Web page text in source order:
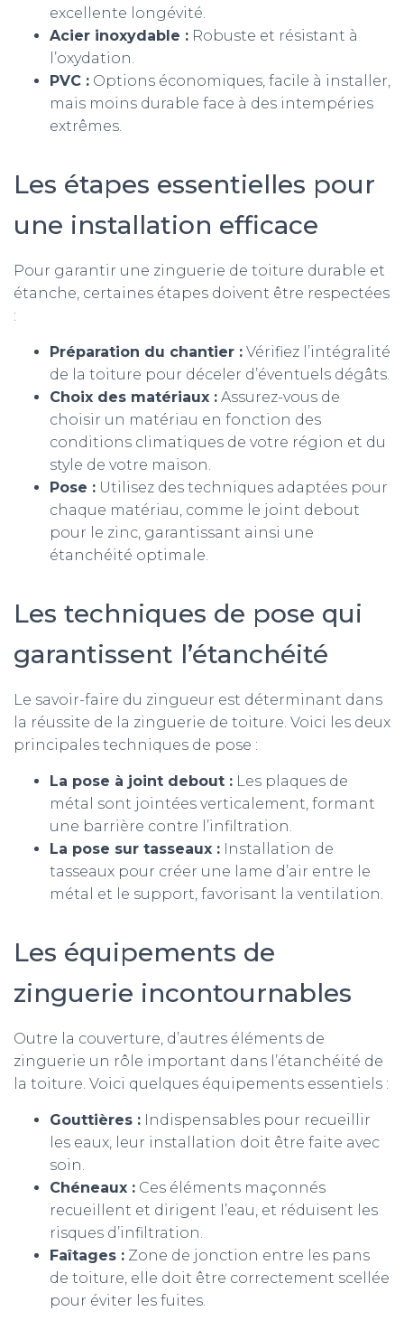
excellente longévité.
Acier inoxydable : Robuste et résistant à
l’oxydation.
PVC : Options économiques, facile à installer,
mais moins durable face à des intempéries
extrêmes.
Les étapes essentielles pour
une installation efficace
Pour garantir une zinguerie de toiture durable et
étanche, certaines étapes doivent être respectées
:
Préparation du chantier : Vérifiez l’intégralité
de la toiture pour déceler d’éventuels dégâts.
Choix des matériaux : Assurez-vous de
choisir un matériau en fonction des
conditions climatiques de votre région et du
style de votre maison.
Pose : Utilisez des techniques adaptées pour
chaque matériau, comme le joint debout
pour le zinc, garantissant ainsi une
étanchéité optimale.
Les techniques de pose qui
garantissent l’étanchéité
Le savoir-faire du zingueur est déterminant dans
la réussite de la zinguerie de toiture. Voici les deux
principales techniques de pose :
La pose à joint debout : Les plaques de
métal sont jointées verticalement, formant
une barrière contre l’infiltration.
La pose sur tasseaux : Installation de
tasseaux pour créer une lame d’air entre le
métal et le support, favorisant la ventilation.
Les équipements de
zinguerie incontournables
Outre la couverture, d’autres éléments de
zinguerie un rôle important dans l’étanchéité de
la toiture. Voici quelques équipements essentiels :
Gouttières : Indispensables pour recueillir
les eaux, leur installation doit être faite avec
soin.
Chéneaux : Ces éléments maçonnés
recueillent et dirigent l’eau, et réduisent les
risques d’infiltration.
Faîtages : Zone de jonction entre les pans
de toiture, elle doit être correctement scellée
pour éviter les fuites.